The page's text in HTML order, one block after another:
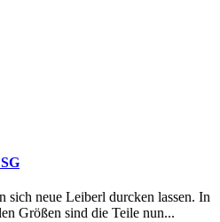
sich neue Leiberl durcken lassen. In
Größen sind die Teile nun...